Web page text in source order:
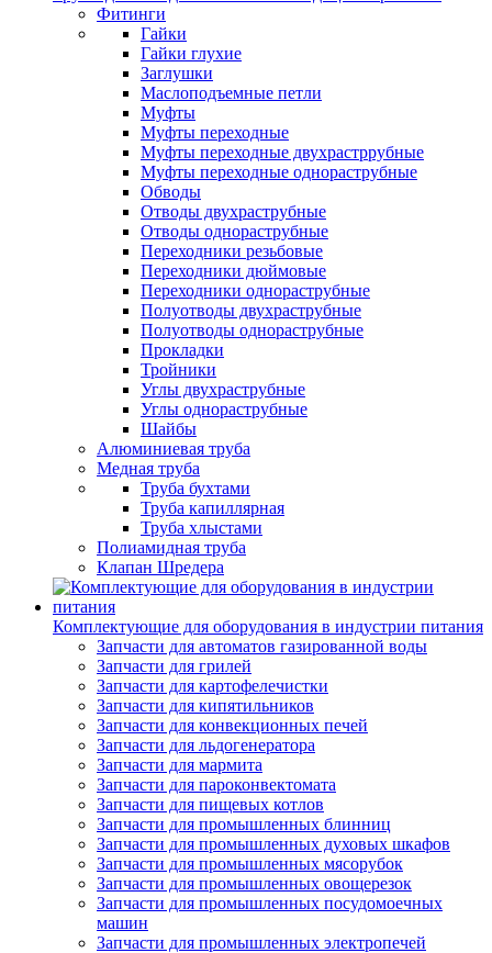
Фитинги
Гайки
Гайки глухие
Заглушки
Маслоподъемные петли
Муфты
Муфты переходные
Муфты переходные двухрастррубные
Муфты переходные однораструбные
Обводы
Отводы двухраструбные
Отводы однораструбные
Переходники резьбовые
Переходники дюймовые
Переходники однораструбные
Полуотводы двухраструбные
Полуотводы однораструбные
Прокладки
Тройники
Углы двухраструбные
Углы однораструбные
Шайбы
Алюминиевая труба
Медная труба
Труба бухтами
Труба капиллярная
Труба хлыстами
Полиамидная труба
Клапан Шредера
Комплектующие для оборудования в индустрии питания
Запчасти для автоматов газированной воды
Запчасти для грилей
Запчасти для картофелечистки
Запчасти для кипятильников
Запчасти для конвекционных печей
Запчасти для льдогенератора
Запчасти для мармита
Запчасти для пароконвектомата
Запчасти для пищевых котлов
Запчасти для промышленных блинниц
Запчасти для промышленных духовых шкафов
Запчасти для промышленных мясорубок
Запчасти для промышленных овощерезок
Запчасти для промышленных посудомоечных
машин
Запчасти для промышленных электропечей